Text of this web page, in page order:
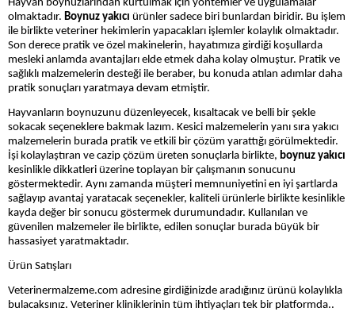
Hayvan boynuzlarından kurtulmak için yöntemler ve uygulamalar
olmaktadır. Boynuz yakıcı ürünler sadece biri bunlardan biridir. Bu işlem
ile birlikte veteriner hekimlerin yapacakları işlemler kolaylık olmaktadır.
Son derece pratik ve özel makinelerin, hayatımıza girdiği koşullarda
mesleki anlamda avantajları elde etmek daha kolay olmuştur. Pratik ve
sağlıklı malzemelerin desteği ile beraber, bu konuda atılan adımlar daha
pratik sonuçları yaratmaya devam etmiştir.
Hayvanların boynuzunu düzenleyecek, kısaltacak ve belli bir şekle
sokacak seçeneklere bakmak lazım. Kesici malzemelerin yanı sıra yakıcı
malzemelerin burada pratik ve etkili bir çözüm yarattığı görülmektedir.
İşi kolaylaştıran ve cazip çözüm üreten sonuçlarla birlikte, boynuz yakıcı
kesinlikle dikkatleri üzerine toplayan bir çalışmanın sonucunu
göstermektedir. Aynı zamanda müşteri memnuniyetini en iyi şartlarda
sağlayıp avantaj yaratacak seçenekler, kaliteli ürünlerle birlikte kesinlikle
kayda değer bir sonucu göstermek durumundadır. Kullanılan ve
güvenilen malzemeler ile birlikte, edilen sonuçlar burada büyük bir
hassasiyet yaratmaktadır.
Ürün Satışları
Veterinermalzeme.com adresine girdiğinizde aradığınız ürünü kolaylıkla
bulacaksınız. Veteriner kliniklerinin tüm ihtiyaçları tek bir platformda..